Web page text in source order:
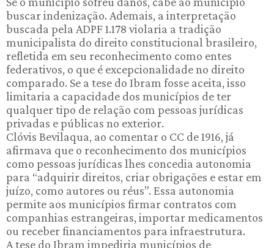
buscar indenização. Ademais, a interpretação
buscada pela ADPF 1.178 violaria a tradição
municipalista do direito constitucional brasileiro,
refletida em seu reconhecimento como entes
federativos, o que é excepcionalidade no direito
comparado. Se a tese do Ibram fosse aceita, isso
limitaria a capacidade dos municípios de ter
qualquer tipo de relação com pessoas jurídicas
privadas e públicas no exterior.
Clóvis Bevilaqua, ao comentar o CC de 1916, já
afirmava que o reconhecimento dos municípios
como pessoas jurídicas lhes concedia autonomia
para “adquirir direitos, criar obrigações e estar em
juízo, como autores ou réus”. Essa autonomia
permite aos municípios firmar contratos com
companhias estrangeiras, importar medicamentos
ou receber financiamentos para infraestrutura.
A tese do Ibram impediria municípios de